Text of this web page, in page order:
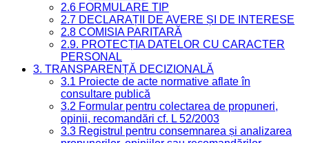
2.6 FORMULARE TIP
2.7 DECLARAȚII DE AVERE ȘI DE INTERESE
2.8 COMISIA PARITARĂ
2.9. PROTECȚIA DATELOR CU CARACTER
PERSONAL
3. TRANSPARENȚĂ DECIZIONALĂ
3.1 Proiecte de acte normative aflate în
consultare publică
3.2 Formular pentru colectarea de propuneri,
opinii, recomandări cf. L 52/2003
3.3 Registrul pentru consemnarea și analizarea